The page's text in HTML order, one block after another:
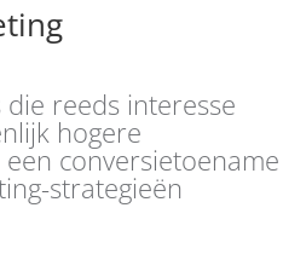
reeds interesse
hogere
conversietoename
strategieën